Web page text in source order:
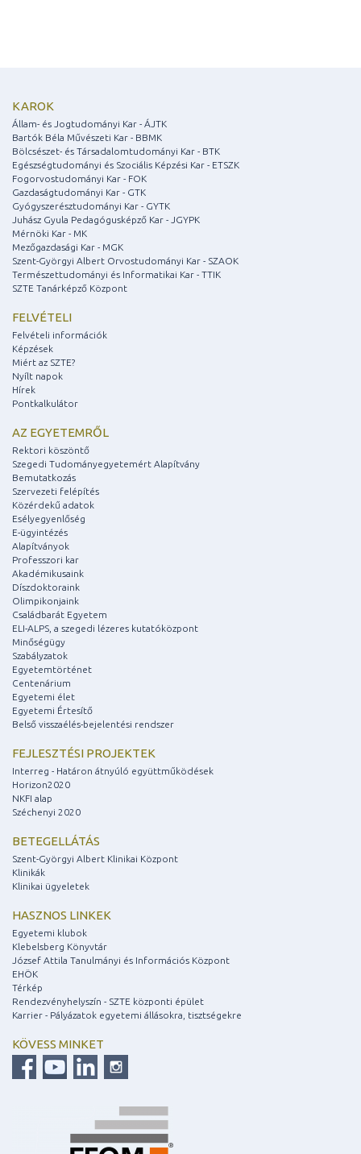
KAROK
Állam- és Jogtudományi Kar - ÁJTK
Bartók Béla Művészeti Kar - BBMK
Bölcsészet- és Társadalomtudományi Kar - BTK
Egészségtudományi és Szociális Képzési Kar - ETSZK
Fogorvostudományi Kar - FOK
Gazdaságtudományi Kar - GTK
Gyógyszerésztudományi Kar - GYTK
Juhász Gyula Pedagógusképző Kar - JGYPK
Mérnöki Kar - MK
Mezőgazdasági Kar - MGK
Szent-Györgyi Albert Orvostudományi Kar - SZAOK
Természettudományi és Informatikai Kar - TTIK
SZTE Tanárképző Központ
FELVÉTELI
Felvételi információk
Képzések
Miért az SZTE?
Nyílt napok
Hírek
Pontkalkulátor
AZ EGYETEMRŐL
Rektori köszöntő
Szegedi Tudományegyetemért Alapítvány
Bemutatkozás
Szervezeti felépítés
Közérdekű adatok
Esélyegyenlőség
E-ügyintézés
Alapítványok
Professzori kar
Akadémikusaink
Díszdoktoraink
Olimpikonjaink
Családbarát Egyetem
ELI-ALPS, a szegedi lézeres kutatóközpont
Minőségügy
Szabályzatok
Egyetemtörténet
Centenárium
Egyetemi élet
Egyetemi Értesítő
Belső visszaélés-bejelentési rendszer
FEJLESZTÉSI PROJEKTEK
Interreg - Határon átnyúló együttműködések
Horizon2020
NKFI alap
Széchenyi 2020
BETEGELLÁTÁS
Szent-Györgyi Albert Klinikai Központ
Klinikák
Klinikai ügyeletek
HASZNOS LINKEK
Egyetemi klubok
Klebelsberg Könyvtár
József Attila Tanulmányi és Információs Központ
EHÖK
Térkép
Rendezvényhelyszín - SZTE központi épület
Karrier - Pályázatok egyetemi állásokra, tisztségekre
KÖVESS MINKET